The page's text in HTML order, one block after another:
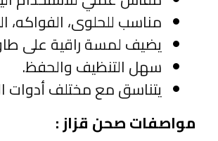
مناسب للحلوى، الفواكه،
يضيف لمسة راقية على
سهل التنظيف والحفظ.
يتناسق مع مختلف أدوات
مواصفات صحن قزاز :